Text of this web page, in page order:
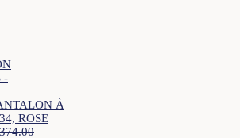
À
ROSE
374.00